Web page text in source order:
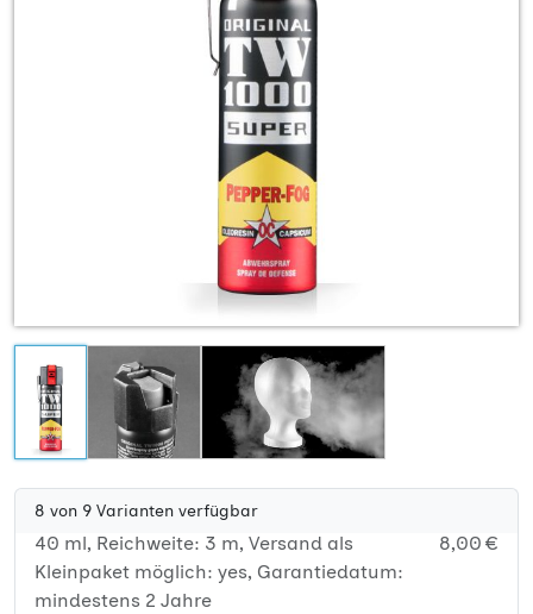
8 von 9 Varianten verfügbar
20 ml, Reichweite: 3 m, Garantiedatum:
mindestens 2 Jahre
40 ml, Reichweite: 3 m, Versand als
Kleinpaket möglich: yes, Garantiedatum:
mindestens 2 Jahre
40 ml, Reichweite: 3 m, Versand als
Kleinpaket möglich: yes, Garantiedatum:
mindestens 2 Jahre
8,00 €